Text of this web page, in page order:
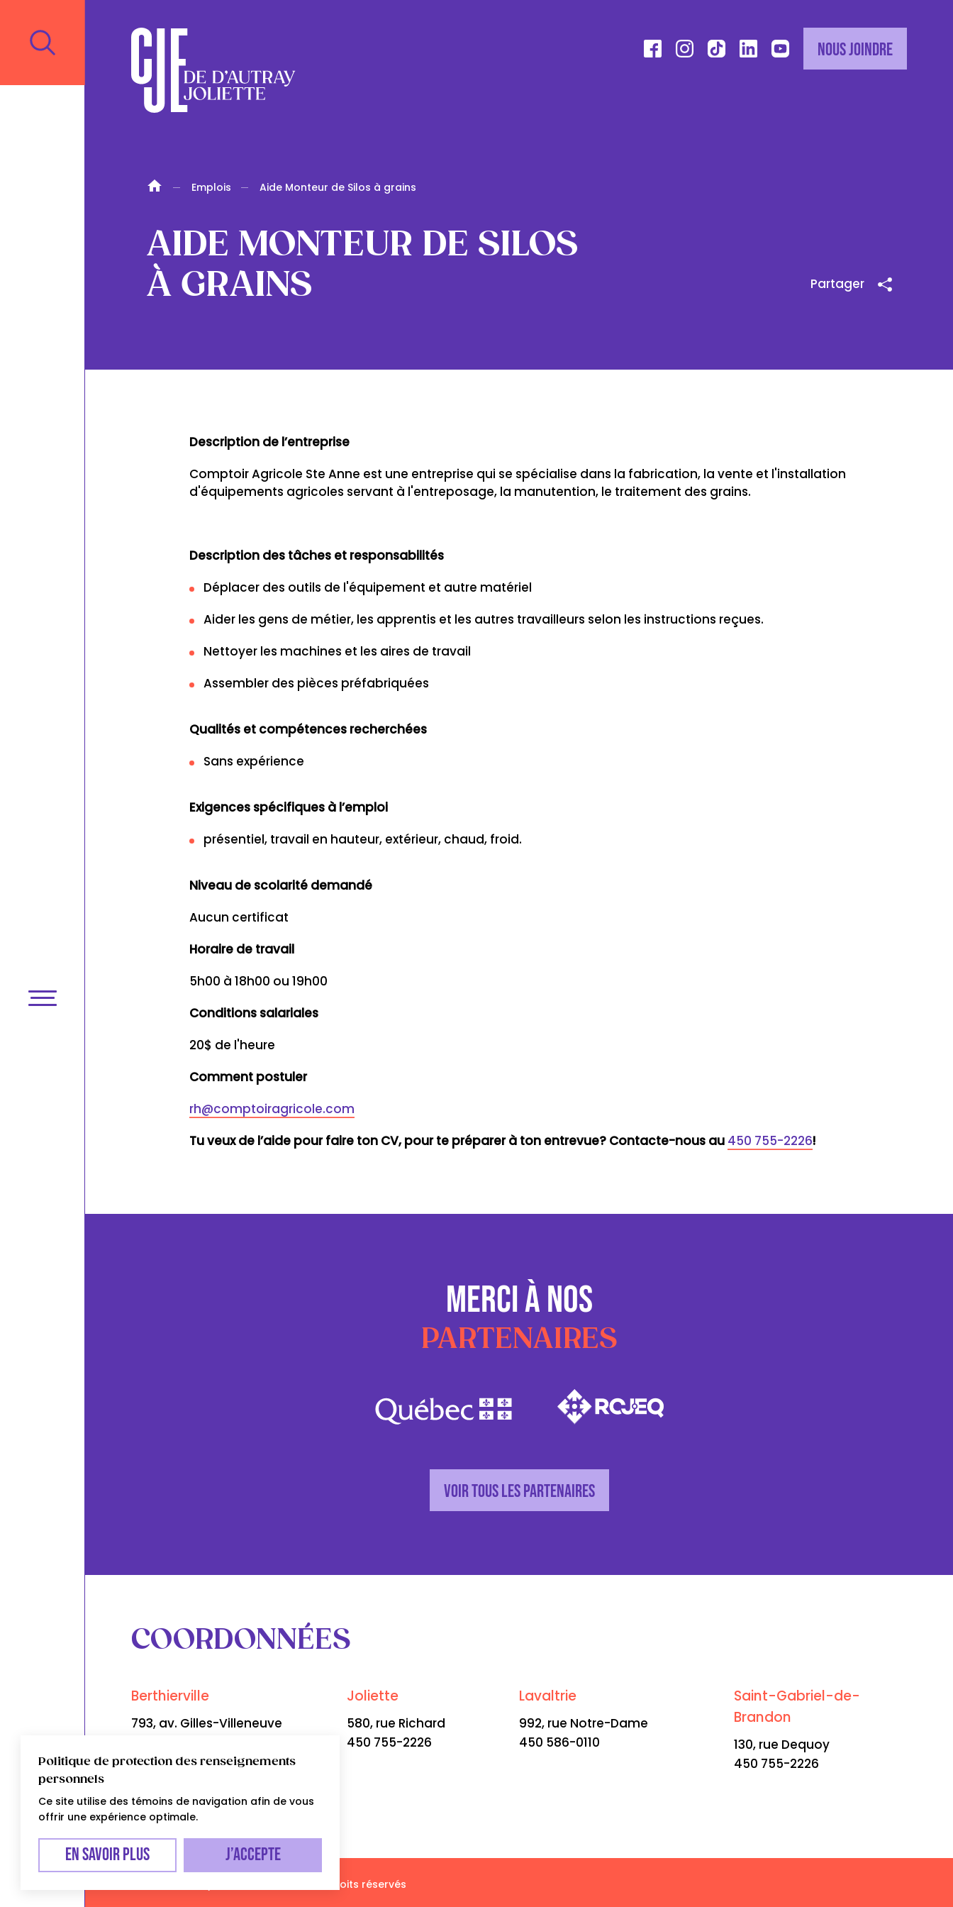
Politique de protection des renseignements
personnels
Ce site utilise des témoins de navigation afin de vous
offrir une expérience optimale.
En savoir plus J’accepte
Nous joindre
Emplois Aide Monteur de Silos à grains
AIDE MONTEUR DE SILOS
À GRAINS
Partager
Description de l’entreprise
Comptoir Agricole Ste Anne est une entreprise qui se spécialise dans la fabrication, la vente et l'installation
d'équipements agricoles servant à l'entreposage, la manutention, le traitement des grains.
Description des tâches et responsabilités
Déplacer des outils de l'équipement et autre matériel
Aider les gens de métier, les apprentis et les autres travailleurs selon les instructions reçues.
Nettoyer les machines et les aires de travail
Assembler des pièces préfabriquées
Qualités et compétences recherchées
Sans expérience
Exigences spécifiques à l’emploi
présentiel, travail en hauteur, extérieur, chaud, froid.
Niveau de scolarité demandé
Aucun certificat
Horaire de travail
5h00 à 18h00 ou 19h00
Conditions salariales
20$ de l'heure
Comment postuler
rh@comptoiragricole.com
Tu veux de l’aide pour faire ton CV, pour te préparer à ton entrevue? Contacte-nous au 450 755-2226!
MERCI À NOS
PARTENAIRES
Voir tous les partenaires
COORDONNÉES
Berthierville
793, av. Gilles-Villeneuve
Joliette
580, rue Richard
450 755-2226
Lavaltrie
992, rue Notre-Dame
450 586-0110
Saint-Gabriel-de-
Brandon
130, rue Dequoy
450 755-2226
Points de services
CJE de D’Autray-Joliette © 2026 Tous droits réservés